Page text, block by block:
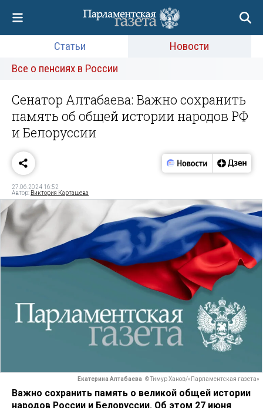
Статьи
Новости
Все о пенсиях в России
Сенатор Алтабаева: Важно сохранить
память об общей истории народов РФ
и Белоруссии
27.06.2024 16:52
Автор: Виктория Карташева
Екатерина Алтабаева © Тимур Ханов/«Парламентская газета»
Важно сохранить память о великой общей истории
народов России и Белоруссии. Об этом 27 июня